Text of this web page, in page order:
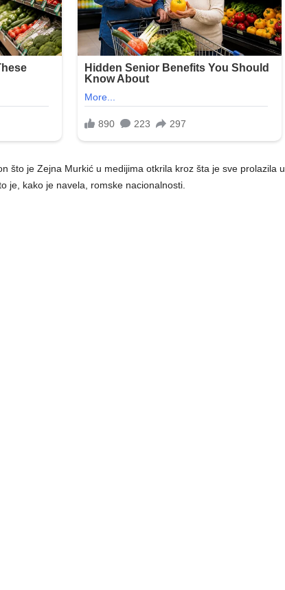
što je Zejna Murkić u medijima otkrila kroz šta je sve prolazila u
je, kako je navela, romske nacionalnosti.